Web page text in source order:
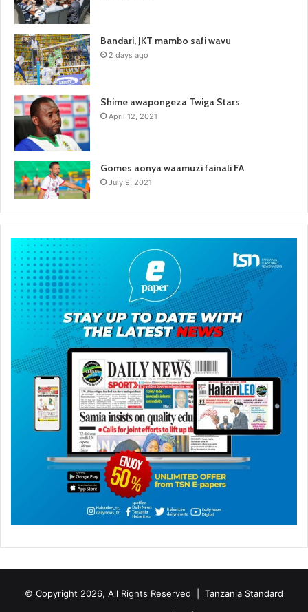
Bandari, JKT mambo safi wavu
2 days ago
Shime awapongeza Twiga Stars
April 12, 2021
Gomes aonya waamuzi fainali FA
July 9, 2021
© Copyright 2026, All Rights Reserved | Tanzania Standard